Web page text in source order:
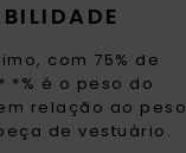
com 75% de
é o peso do
relação ao peso
de vestuário.